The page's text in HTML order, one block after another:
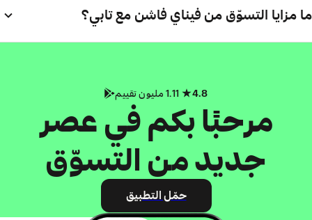
ما مزايا التسوّق من فيناي فاشن مع تابي؟
4.8
مرحبًا بكم في عصر
جديد من التسوّق
حمّل التطبيق